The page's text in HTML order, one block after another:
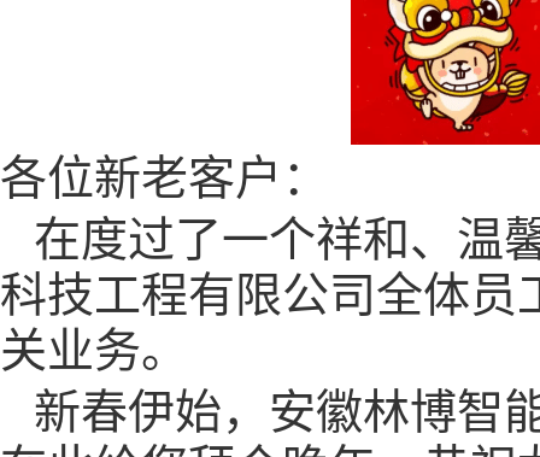
各位新老客户：
在度过了一个祥和、温
科技工程有限公司全体员
关业务。
新春伊始，安徽林博智